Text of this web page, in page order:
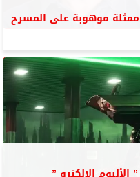
موهوبة على المسرح